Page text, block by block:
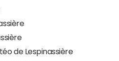
de Lespinassière